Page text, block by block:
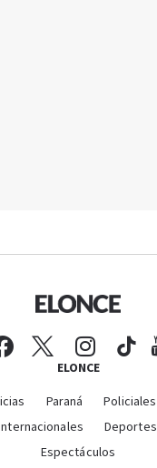
ELONCE
Paraná Policiales
Deportes
Espectáculos